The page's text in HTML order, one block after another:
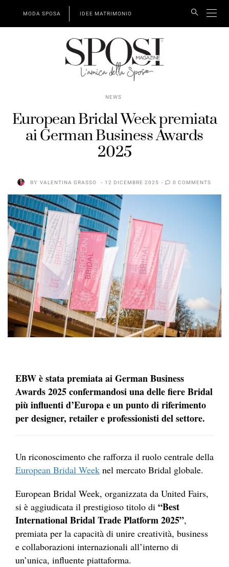
MODA SPOSA IDEE MATRIMONIO
NEWS
European Bridal Week premiata
ai German Business Awards
2025
BY VALENTINA GRASSO 12 DICEMBRE 2025 0 COMMENTS
EBW è stata premiata ai German Business
Awards 2025 confermandosi una delle fiere Bridal
più influenti d’Europa e un punto di riferimento
per designer, retailer e professionisti del settore.
Un riconoscimento che rafforza il ruolo centrale della
European Bridal Week nel mercato Bridal globale.
European Bridal Week, organizzata da United Fairs,
si è aggiudicata il prestigioso titolo di “Best
International Bridal Trade Platform 2025”,
premiata per la capacità di unire creatività, business
e collaborazioni internazionali all’interno di
un’unica, influente piattaforma.